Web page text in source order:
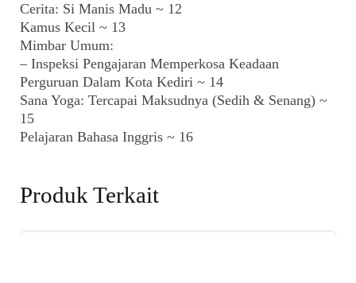
Cerita: Si Manis Madu ~ 12
Kamus Kecil ~ 13
Mimbar Umum:
– Inspeksi Pengajaran Memperkosa Keadaan
Perguruan Dalam Kota Kediri ~ 14
Sana Yoga: Tercapai Maksudnya (Sedih & Senang) ~
15
Pelajaran Bahasa Inggris ~ 16
Produk Terkait